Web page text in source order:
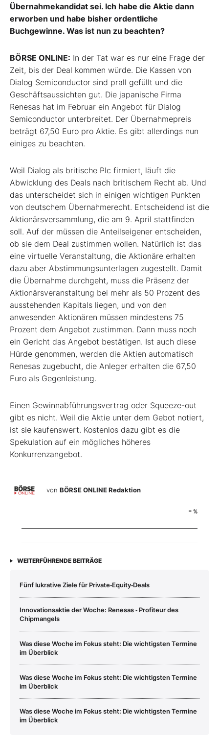
Übernahmekandidat sei. Ich habe die Aktie dann
erworben und habe bisher ordentliche
Buchgewinne. Was ist nun zu beachten?
BÖRSE ONLINE: In der Tat war es nur eine Frage der
Zeit, bis der Deal kommen würde. Die Kassen von
Dialog Semiconductor sind prall gefüllt und die
Geschäftsaussichten gut. Die japanische Firma
Renesas hat im Februar ein Angebot für Dialog
Semiconductor unterbreitet. Der Übernahmepreis
beträgt 67,50 Euro pro Aktie. Es gibt allerdings nun
einiges zu beachten.
Weil Dialog als britische Plc firmiert, läuft die
Abwicklung des Deals nach britischem Recht ab. Und
das unterscheidet sich in einigen wichtigen Punkten
von deutschem Übernahmerecht. Entscheidend ist die
Aktionärsversammlung, die am 9. April stattfinden
soll. Auf der müssen die Anteilseigener entscheiden,
ob sie dem Deal zustimmen wollen. Natürlich ist das
eine virtuelle Veranstaltung, die Aktionäre erhalten
dazu aber Abstimmungsunterlagen zugestellt. Damit
die Übernahme durchgeht, muss die Präsenz der
Aktionärsveranstaltung bei mehr als 50 Prozent des
ausstehenden Kapitals liegen, und von den
anwesenden Aktionären müssen mindestens 75
Prozent dem Angebot zustimmen. Dann muss noch
ein Gericht das Angebot bestätigen. Ist auch diese
Hürde genommen, werden die Aktien automatisch
Renesas zugebucht, die Anleger erhalten die 67,50
Euro als Gegenleistung.
Einen Gewinnabführungsvertrag oder Squeeze-out
gibt es nicht. Weil die Aktie unter dem Gebot notiert,
ist sie kaufenswert. Kostenlos dazu gibt es die
Spekulation auf ein mögliches höheres
Konkurrenzangebot.
von BÖRSE ONLINE Redaktion
- %
WEITERFÜHRENDE BEITRÄGE
Fünf lukrative Ziele für Private‑Equity‑Deals
Innovationsaktie der Woche: Renesas ‑ Profiteur des
Chipmangels
Was diese Woche im Fokus steht: Die wichtigsten Termine
im Überblick
Was diese Woche im Fokus steht: Die wichtigsten Termine
im Überblick
Was diese Woche im Fokus steht: Die wichtigsten Termine
im Überblick